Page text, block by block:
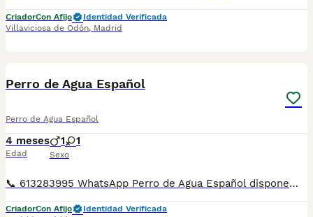
CriadorCon Afijo
Identidad Verificada
Villaviciosa de Odón, Madrid
Perro de Agua Español
Perro de Agua Español
4 meses
Edad
1 1
Sexo
📞 613283995 WhatsApp Perro de Agua Español disponemos de machos y de hembras de color chocolate Entregamos nuestros pequeños cachorritos con todas las garantías y cuidados necesarios , disponemos de núcleo zoológico para crianza y venta de nuestros cachorros . ✅Desparasitaciones y vacunas correspondientes a su edad . ✅Cartilla de vacunación . ✅Revisiones veterinarias . ✅Garantías víricas de 15 días . ✅Garantías genéticas de un año . Seriedad , confianza y bienestar animal son nuestra prioridad . También ofrecemos transporte propio para nuestros pequeños cachorros a toda la península , el pago lo podéis hacer contra reembolso . (con coste adicional) . Mandamos a toda España . Disponemos de varias razas Si no esta la raza que queréis llámanos , intentaremos encontrártela , trabajamos con los mejores criadores de España .
CriadorCon Afijo
Identidad Verificada